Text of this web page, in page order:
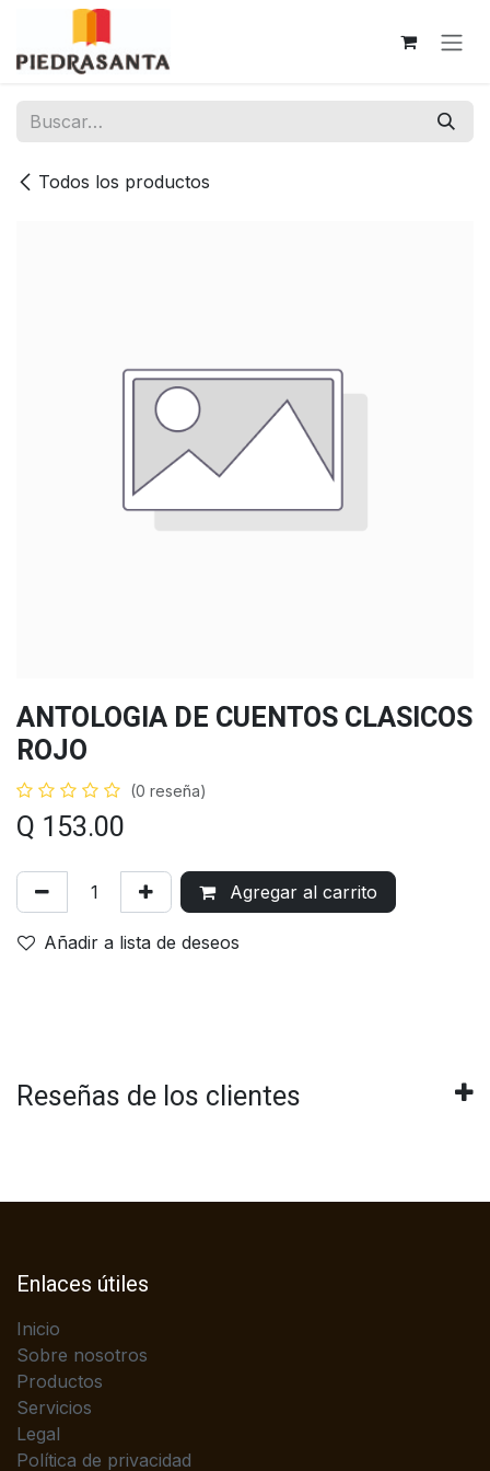
Ir al contenido
Todos los productos
ANTOLOGIA DE CUENTOS CLASICOS
ROJO
(0 reseña)
Q 153.00
Agregar al carrito
Añadir a lista de deseos
Reseñas de los clientes
Enlaces útiles
Inicio
Sobre nosotros
Productos
Servicios
Legal
Política de privacidad